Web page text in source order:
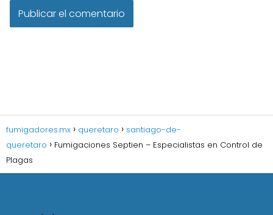
fumigadores.mx queretaro
santiago-de-
queretaro
Fumigaciones Septien – Especialistas en Control de
Plagas